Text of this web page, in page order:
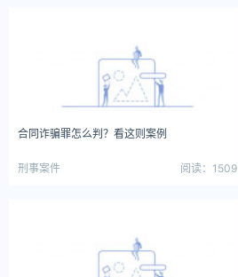
合同诈骗罪怎么判？看这则案例
刑事案件 阅读：1509